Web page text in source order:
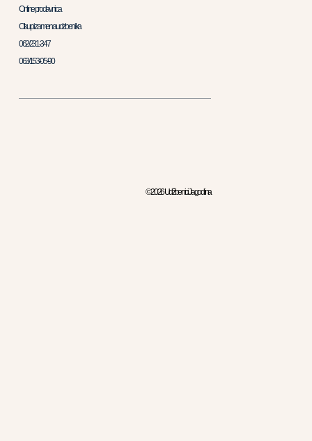
© 2026 Udžbenici Jagodina
Online prodavnica
Otkup i zamena udzbenika
062/231-347
063/153-05-90